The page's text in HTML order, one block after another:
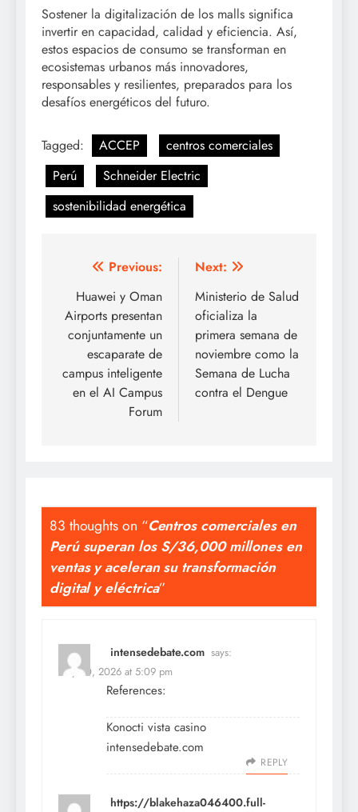
Sostener la digitalización de los malls significa
invertir en capacidad, calidad y eficiencia. Así,
estos espacios de consumo se transforman en
ecosistemas urbanos más innovadores,
responsables y resilientes, preparados para los
desafíos energéticos del futuro.
Tagged: ACCEP
centros comerciales
Perú
Schneider Electric
sostenibilidad energética
Post
navigation
Previous:
Huawei y Oman
Airports presentan
conjuntamente un
escaparate de
campus inteligente
en el AI Campus
Forum
Next:
Ministerio de Salud
oficializa la
primera semana de
noviembre como la
Semana de Lucha
contra el Dengue
83 thoughts on “Centros comerciales en
Perú superan los S/36,000 millones en
ventas y aceleran su transformación
digital y eléctrica”
intensedebate.com says:
May 30, 2026 at 5:09 pm
References:
Konocti vista casino
intensedebate.com
REPLY
https://blakehaza046400.full-